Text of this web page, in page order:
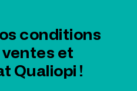
conditions
et
Qualiopi !